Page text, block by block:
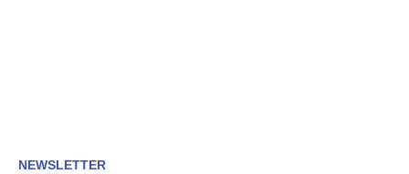
NEWSLETTER